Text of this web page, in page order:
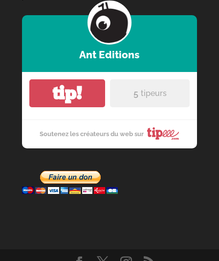
Ant Editions
tip! 5 tipeurs
Soutenez les créateurs du web sur